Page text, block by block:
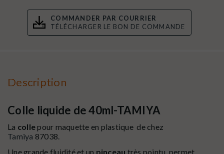
COMMANDER PAR COURRIER
TÉLÉCHARGER LE BON DE COMMANDE
Description
Colle liquide de 40ml-TAMIYA
La collepour maquette en plastique de chez
Tamiya 87038.
Une grande fluidité et un pinceau très pointu, permet